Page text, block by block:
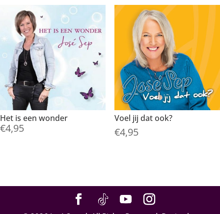
Het is een wonder
€4,95
Voel jij dat ook?
€4,95